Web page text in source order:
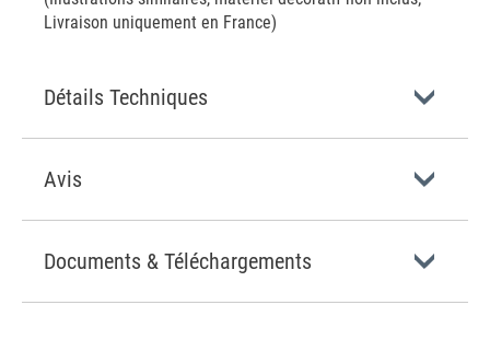
Livraison uniquement en France)
Détails Techniques
Avis
Documents & Téléchargements